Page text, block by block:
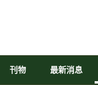
刊物 最新消息